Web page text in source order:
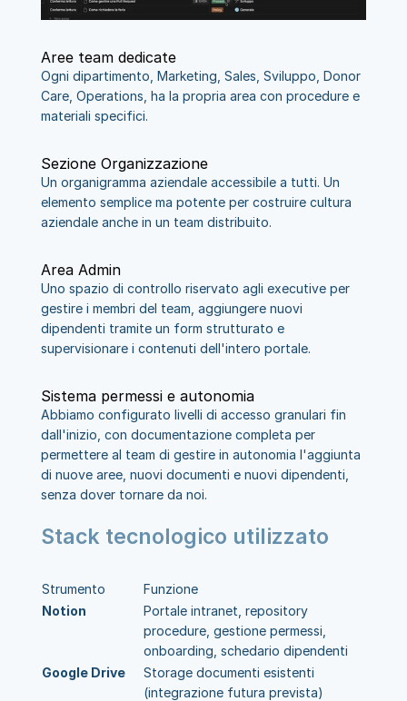
Aree team dedicate
Ogni dipartimento, Marketing, Sales, Sviluppo, Donor
Care, Operations, ha la propria area con procedure e
materiali specifici.
Sezione Organizzazione
Un organigramma aziendale accessibile a tutti. Un
elemento semplice ma potente per costruire cultura
aziendale anche in un team distribuito.
Area Admin
Uno spazio di controllo riservato agli executive per
gestire i membri del team, aggiungere nuovi
dipendenti tramite un form strutturato e
supervisionare i contenuti dell'intero portale.
Sistema permessi e autonomia
Abbiamo configurato livelli di accesso granulari fin
dall'inizio, con documentazione completa per
permettere al team di gestire in autonomia l'aggiunta
di nuove aree, nuovi documenti e nuovi dipendenti,
senza dover tornare da noi.
Stack tecnologico utilizzato
Strumento
Funzione
Notion
Portale intranet, repository
procedure, gestione permessi,
onboarding, schedario dipendenti
Google Drive
Storage documenti esistenti
(integrazione futura prevista)